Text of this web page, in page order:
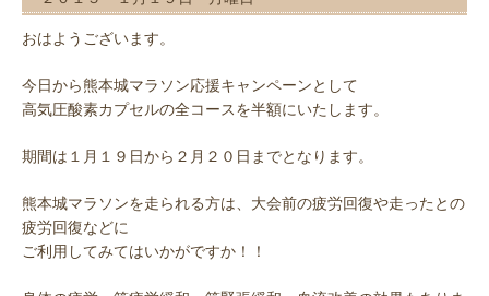
おはようございます。
今日から熊本城マラソン応援キャンペーンとして
高気圧酸素カプセルの全コースを半額にいたします。
期間は１月１９日から２月２０日までとなります。
熊本城マラソンを走られる方は、大会前の疲労回復や走ったとの
疲労回復などに
ご利用してみてはいかがですか！！